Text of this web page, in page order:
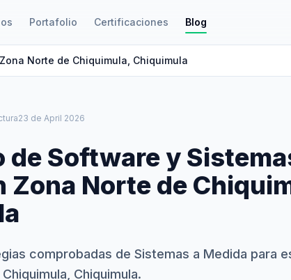
Portafolio Certificaciones Blog
Norte de Chiquimula, Chiquimula
23 de April 2026
de Software y
Zona Norte de
comprobadas de Sistemas a Medida para
Chiquimula.